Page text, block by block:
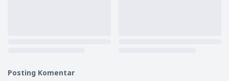
Posting Komentar